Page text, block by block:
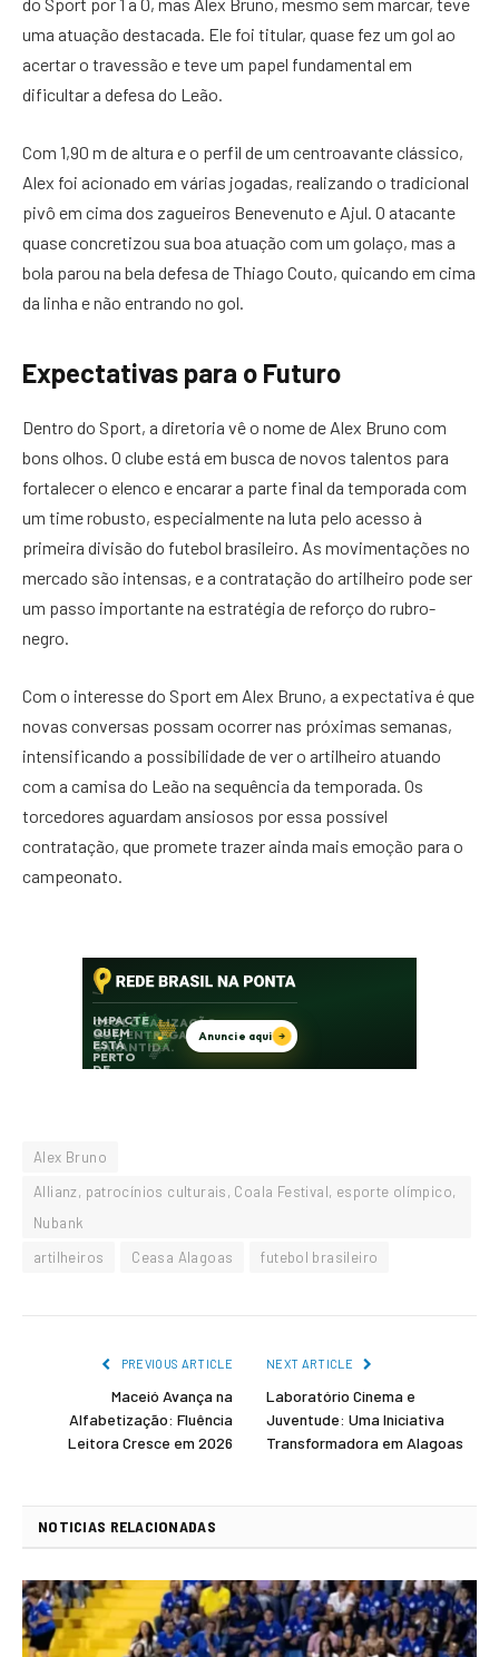
do Sport por 1 a 0, mas Alex Bruno, mesmo sem marcar, teve
uma atuação destacada. Ele foi titular, quase fez um gol ao
acertar o travessão e teve um papel fundamental em
dificultar a defesa do Leão.
Com 1,90 m de altura e o perfil de um centroavante clássico,
Alex foi acionado em várias jogadas, realizando o tradicional
pivô em cima dos zagueiros Benevenuto e Ajul. O atacante
quase concretizou sua boa atuação com um golaço, mas a
bola parou na bela defesa de Thiago Couto, quicando em cima
da linha e não entrando no gol.
Expectativas para o Futuro
Dentro do Sport, a diretoria vê o nome de Alex Bruno com
bons olhos. O clube está em busca de novos talentos para
fortalecer o elenco e encarar a parte final da temporada com
um time robusto, especialmente na luta pelo acesso à
primeira divisão do futebol brasileiro. As movimentações no
mercado são intensas, e a contratação do artilheiro pode ser
um passo importante na estratégia de reforço do rubro-
negro.
Com o interesse do Sport em Alex Bruno, a expectativa é que
novas conversas possam ocorrer nas próximas semanas,
intensificando a possibilidade de ver o artilheiro atuando
com a camisa do Leão na sequência da temporada. Os
torcedores aguardam ansiosos por essa possível
contratação, que promete trazer ainda mais emoção para o
campeonato.
Alex Bruno
Allianz, patrocínios culturais, Coala Festival, esporte olímpico,
Nubank
artilheiros
Ceasa Alagoas futebol brasileiro
PREVIOUS ARTICLE
Maceió Avança na
Alfabetização: Fluência
Leitora Cresce em 2026
NEXT ARTICLE
Laboratório Cinema e
Juventude: Uma Iniciativa
Transformadora em Alagoas
NOTICIAS RELACIONADAS